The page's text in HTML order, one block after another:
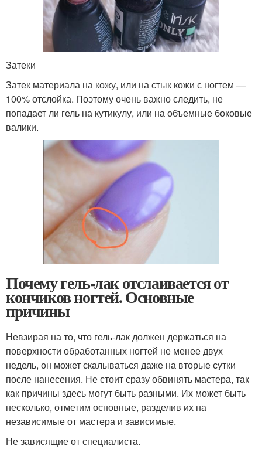
Затеки
Затек материала на кожу, или на стык кожи с ногтем —
100% отслойка. Поэтому очень важно следить, не
попадает ли гель на кутикулу, или на объемные боковые
валики.
Почему гель-лак отслаивается от
кончиков ногтей. Основные
причины
Невзирая на то, что гель-лак должен держаться на
поверхности обработанных ногтей не менее двух
недель, он может скалываться даже на вторые сутки
после нанесения. Не стоит сразу обвинять мастера, так
как причины здесь могут быть разными. Их может быть
несколько, отметим основные, разделив их на
независимые от мастера и зависимые.
Не зависящие от специалиста.